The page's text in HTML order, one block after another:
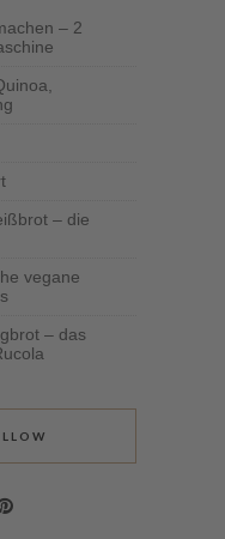
– 2
– die
vegane
– das